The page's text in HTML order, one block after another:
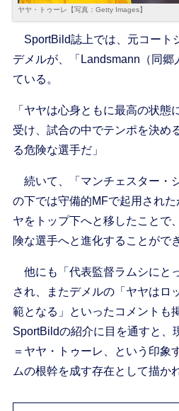
ヤヤ・トゥーレ【写真：Getty Images】
SportBild誌上では、元コート
デメルが、「Landsmann（同郷
ている。
「ヤヤは心身ともに最高の状態
受け、試合の中でテンポを決め
る危険な選手だ」
続いて、「マンチェスター・
の下では守備的MFで起用され
ヤをトップ下へと移したことで
険な選手へと進化することがで
他にも「代表監督ラムシにと
され、またデメルの「ヤヤはロ
範となる」といったコメントも
SportBildの紹介に目を通すと、
＝ヤヤ・トゥーレ、という印象
ムの根幹を成す存在として描か